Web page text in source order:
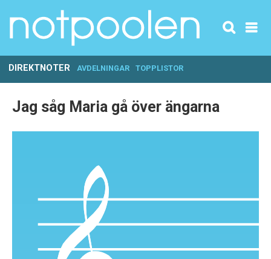
DIREKTNOTER AVDELNINGAR TOPPLISTOR
Jag såg Maria gå över ängarna